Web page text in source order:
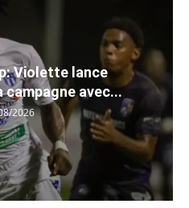
Violette lance
avec...
2026